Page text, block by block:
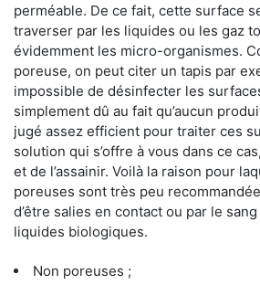
perméable. De ce fait, cette surface
traverser par les liquides ou les gaz
évidemment les micro-organismes.
poreuse, on peut citer un tapis par
impossible de désinfecter les
simplement dû au fait qu’aucun
jugé assez efficient pour traiter ces
solution qui s’offre à vous dans ce
et de l’assainir. Voilà la raison pour
poreuses sont très peu
d’être salies en contact ou par le
liquides biologiques.
Non poreuses ;